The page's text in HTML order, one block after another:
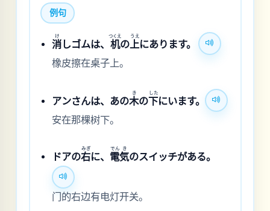
例句
消
け
しゴムは、 机
つくえ
の上
うえ
にあります。
橡皮擦在桌子上。
アンさんは、あの木
き
の下
した
にいます。
安在那棵树下。
ドアの右
みぎ
に、 電
でん
気
き
のスイッチがある。
门的右边有电灯开关。